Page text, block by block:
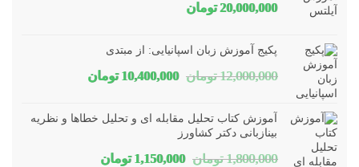
20,000,000 تومان
پکیج آموزش زبان اسپانیایی: از مبتدی
12,000,000 تومان قیمت
بود.
10,400,000 تومانقیمت
آموزش کتاب تحلیل مقابله ای و تحلیل خطاها و نظریه
بینازبانی دکتر کشاورز
1,800,000 تومان قیمت
1,150,000 تومانقیمت